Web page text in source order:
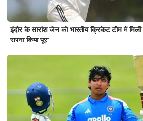
इंदौर के सारांश जैन को भारतीय क्रिकेट टीम में
सपना किया पूरा